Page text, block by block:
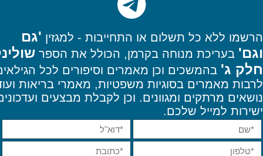
הרשמו ללא כל תשלום או התחייבות - למגזין 'גם
וגם' בעריכת מנוחה בקרמן, הכולל את הספר
חלק ג' בהמשכים וכן מאמרים וסיפורים לכל
לרבות מאמרים בסוגיות משפטיות, מאמרי בריאות
נושאים מרתקים ומגוונים. וכן לקבלת מבצעים
ישירות למייל שלכם.